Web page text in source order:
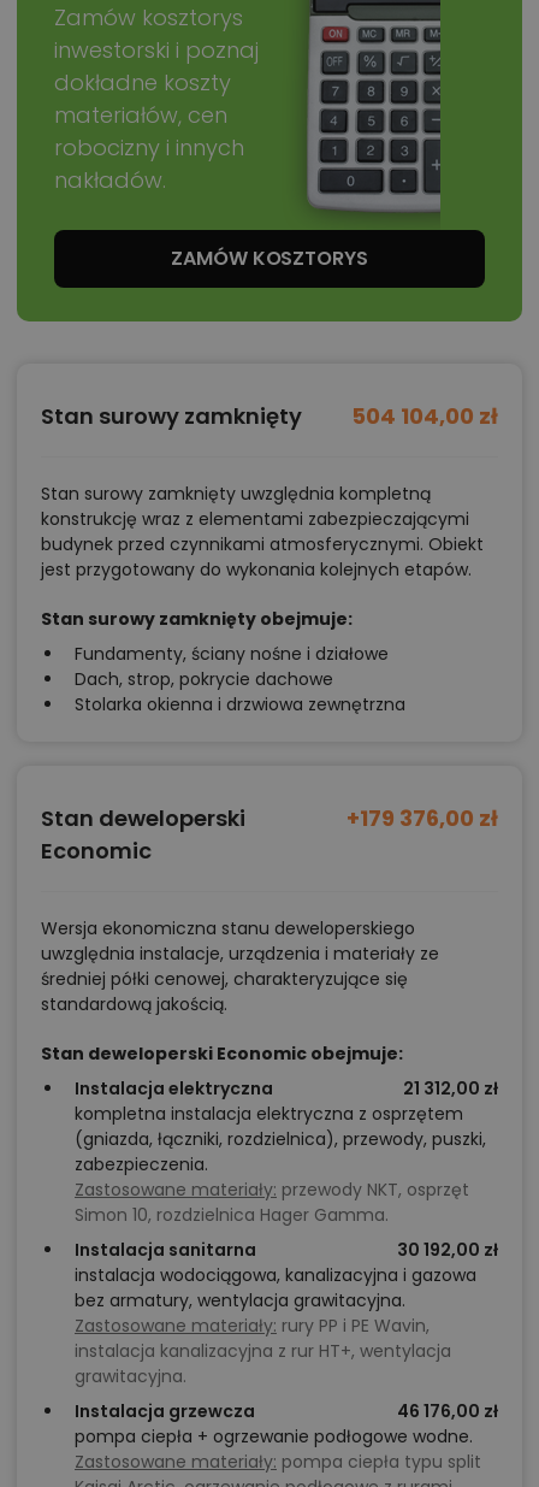
Zamów kosztorys
inwestorski i poznaj
dokładne koszty
materiałów, cen
robocizny i innych
nakładów.
ZAMÓW KOSZTORYS
Stan surowy zamknięty 504 104,00 zł
Stan surowy zamknięty uwzględnia kompletną
konstrukcję wraz z elementami zabezpieczającymi
budynek przed czynnikami atmosferycznymi. Obiekt
jest przygotowany do wykonania kolejnych etapów.
Stan surowy zamknięty obejmuje:
Fundamenty, ściany nośne i działowe
Dach, strop, pokrycie dachowe
Stolarka okienna i drzwiowa zewnętrzna
Stan deweloperski
Economic
+179 376,00 zł
Wersja ekonomiczna stanu deweloperskiego
uwzględnia instalacje, urządzenia i materiały ze
średniej półki cenowej, charakteryzujące się
standardową jakością.
Stan deweloperski Economic obejmuje:
Instalacja elektryczna
21 312,00 zł
kompletna instalacja elektryczna z osprzętem
(gniazda, łączniki, rozdzielnica), przewody, puszki,
zabezpieczenia.
Zastosowane materiały: przewody NKT, osprzęt
Simon 10, rozdzielnica Hager Gamma.
Instalacja sanitarna
30 192,00 zł
instalacja wodociągowa, kanalizacyjna i gazowa
bez armatury, wentylacja grawitacyjna.
Zastosowane materiały: rury PP i PE Wavin,
instalacja kanalizacyjna z rur HT+, wentylacja
grawitacyjna.
Instalacja grzewcza
46 176,00 zł
pompa ciepła + ogrzewanie podłogowe wodne.
Zastosowane materiały: pompa ciepła typu split